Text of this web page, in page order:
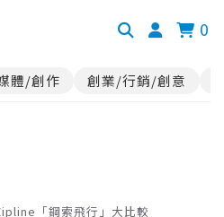
0
體/創作 創業/行銷/創意
「鋼索飛行」大比較